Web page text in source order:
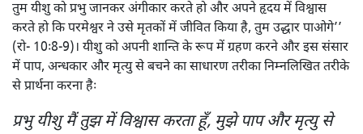
तुम यीशु को प्रभु जानकर अंगीकार करते हो और अपने हृदय में विश्वास
करते हो कि परमेश्वर ने उसे मृतकों में जीवित किया है, तुम उद्धार पाओगे’’
(रो- 10ः8-9)। यीशु को अपनी शान्ति के रूप में ग्रहण करने और इस संसार
में पाप, अन्धकार और मृत्यु से बचने का साधारण तरीका निम्नलिखित तरीके
से प्रार्थना करना हैः
प्रभु यीशु मैं तुझ में विश्वास करता हूँ, मुझे पाप और मृत्यु से